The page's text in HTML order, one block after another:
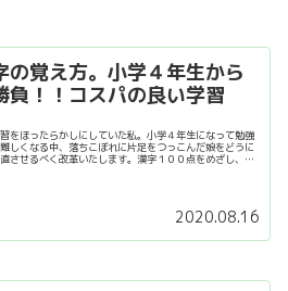
の覚え方。小学４年生から
負！！コスパの良い学習
をほったらかしにしていた私。小学４年生になって勉強
しくなる中、落ちこぼれに片足をつっこんだ娘をどうに
させるべく改革いたします。漢字１００点をめざし、最
2020.08.16